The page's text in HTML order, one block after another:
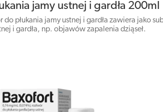
jamy ustnej i gardła 200ml
płukania jamy ustnej i gardła zawiera jako
i gardła, np. objawów zapalenia dziąseł.